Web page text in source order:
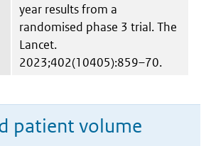
year results from a
randomised phase 3 trial. The
Lancet.
2023;402(10405):859–70.
patient volume